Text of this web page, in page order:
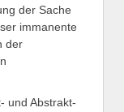
der Sache
immanente
der
und Abstrakt-